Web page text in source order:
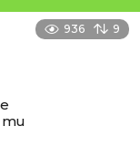
936 9
ти